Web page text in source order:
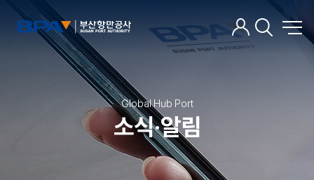
Global Hub Port
소식·알림